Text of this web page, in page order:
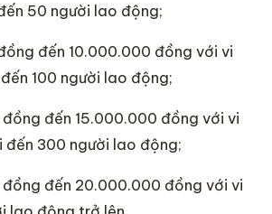
50 người lao động;
đến 10.000.000 đồng với vi
100 người lao động;
đến 15.000.000 đồng với vi
đến 300 người lao động;
đến 20.000.000 đồng với vi